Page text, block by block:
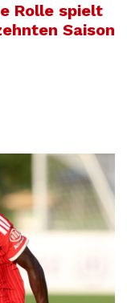
Rolle spielt
Saison